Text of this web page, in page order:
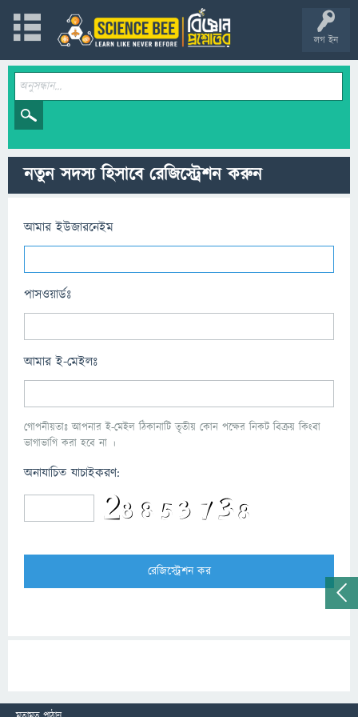
লগ ইন
নতুন সদস্য হিসাবে রেজিস্ট্রেশন করুন
আমার ইউজারনেইম
পাসওয়ার্ডঃ
আমার ই-মেইলঃ
গোপনীয়তাঃ আপনার ই-মেইল ঠিকানাটি তৃতীয় কোন পক্ষের নিকট বিক্রয় কিংবা
ভাগাভাগি করা হবে না ।
অনাযাচিত যাচাইকরণ: